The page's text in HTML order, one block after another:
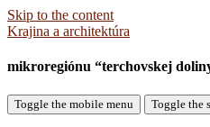
Skip to the content
Krajina a architektúra
mikroregiónu “terchovskej
Toggle the mobile menu Toggle the